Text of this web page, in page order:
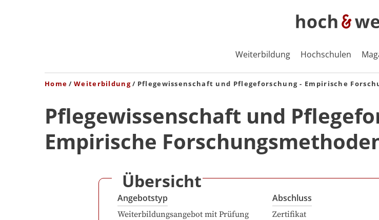
Weiterbildung Hochschulen
Home Weiterbildung Pflegewissenschaft und Pflegeforschung - Empirische
Pflegewissenschaft und
Empirische
Übersicht
Angebotstyp
Weiterbildungsangebot mit Prüfung
Abschluss
Zertifikat